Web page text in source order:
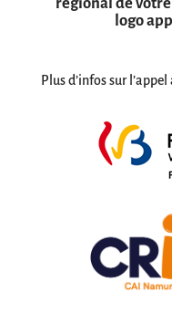
régional de
logo
Plus d’infos sur